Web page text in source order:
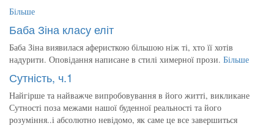
Більше
Баба Зіна класу еліт
Баба Зіна виявилася аферисткою більшою ніж ті, хто її хотів
надурити. Оповідання написане в стилі химерної прози. Більше
Сутність, ч.1
Найгірше та найважче випробовування в його житті, викликане
Сутності поза межами нашої буденної реальності та його
розуміння..і абсолютно невідомо, як саме це все завершиться